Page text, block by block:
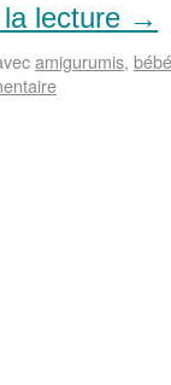
lecture →
amigurumis, bébé